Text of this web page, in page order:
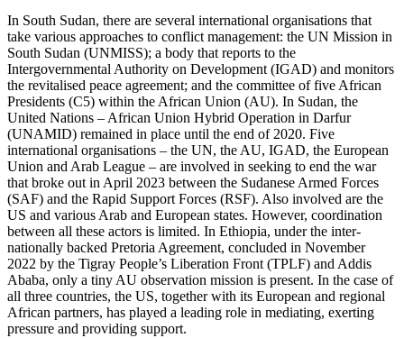
In South Sudan, there are several international organisations that
take various approaches to conflict management: the UN Mission in
South Sudan (UN­MISS); a body that reports to the
Intergovernmental Authority on Development (IGAD) and monitors
the revitalised peace agreement; and the committee of five African
Presidents (C5) within the African Union (AU). In Sudan, the
United Nations – African Union Hybrid Operation in Darfur
(UNAMID) remained in place until the end of 2020. Five
international orga­ni­sations – the UN, the AU, IGAD, the European
Union and Arab League – are involved in seeking to end the war
that broke out in April 2023 between the Suda­nese Armed Forces
(SAF) and the Rapid Support Forces (RSF). Also involved are the
US and various Arab and European states. However, coordination
between all these actors is limited. In Ethiopia, under the inter­
nationally backed Pretoria Agreement, concluded in November
2022 by the Tigray People’s Liberation Front (TPLF) and Addis
Ababa, only a tiny AU observa­tion mission is present. In the case of
all three coun­tries, the US, together with its European and regional
African partners, has played a leading role in mediat­ing, exerting
pressure and providing support.